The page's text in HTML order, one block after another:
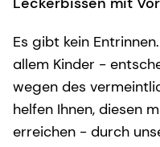
Es gibt kein
allem Kinder -
wegen des
helfen Ihnen, diesen
erreichen - durch